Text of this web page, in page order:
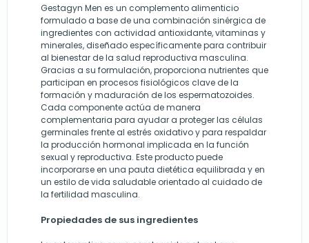
Gestagyn Men es un complemento alimenticio
formulado a base de una combinación sinérgica de
ingredientes con actividad antioxidante, vitaminas y
minerales, diseñado específicamente para contribuir
al bienestar de la salud reproductiva masculina.
Gracias a su formulación, proporciona nutrientes que
participan en procesos fisiológicos clave de la
formación y maduración de los espermatozoides.
Cada componente actúa de manera
complementaria para ayudar a proteger las células
germinales frente al estrés oxidativo y para respaldar
la producción hormonal implicada en la función
sexual y reproductiva. Este producto puede
incorporarse en una pauta dietética equilibrada y en
un estilo de vida saludable orientado al cuidado de
la fertilidad masculina.
Propiedades de sus ingredientes